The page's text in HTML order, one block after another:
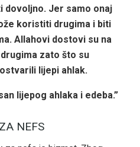
dovoljno. Jer samo onaj
koristiti drugima i biti
Allahovi dostovi su na
zato što su
lijepi ahlak.
lijepog ahlaka i edeba.”
NEFS